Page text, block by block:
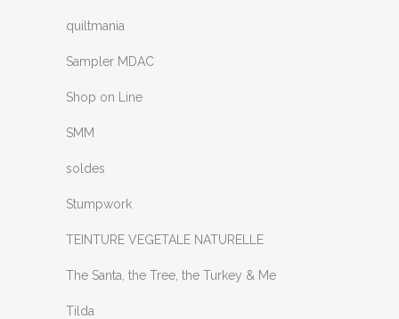
quiltmania
Sampler MDAC
Shop on Line
SMM
soldes
Stumpwork
TEINTURE VEGETALE NATURELLE
The Santa, the Tree, the Turkey & Me
Tilda